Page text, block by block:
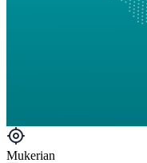
Mukerian